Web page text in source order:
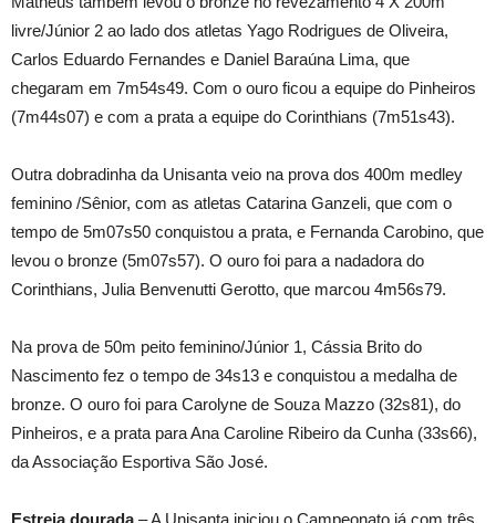
livre/Júnior 2 ao lado dos atletas Yago Rodrigues de Oliveira,
Carlos Eduardo Fernandes e Daniel Baraúna Lima, que
chegaram em 7m54s49. Com o ouro ficou a equipe do Pinheiros
(7m44s07) e com a prata a equipe do Corinthians (7m51s43).
Outra dobradinha da Unisanta veio na prova dos 400m medley
feminino /Sênior, com as atletas Catarina Ganzeli, que com o
tempo de 5m07s50 conquistou a prata, e Fernanda Carobino, que
levou o bronze (5m07s57). O ouro foi para a nadadora do
Corinthians, Julia Benvenutti Gerotto, que marcou 4m56s79.
Na prova de 50m peito feminino/Júnior 1, Cássia Brito do
Nascimento fez o tempo de 34s13 e conquistou a medalha de
bronze. O ouro foi para Carolyne de Souza Mazzo (32s81), do
Pinheiros, e a prata para Ana Caroline Ribeiro da Cunha (33s66),
da Associação Esportiva São José.